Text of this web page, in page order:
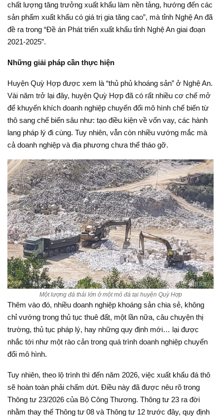
chất lượng tăng trưởng xuất khẩu làm nền tảng, hướng đến các
sản phẩm xuất khẩu có giá trị gia tăng cao”, mà tỉnh Nghệ An đã
đề ra trong “Đề án Phát triển xuất khẩu tỉnh Nghệ An giai đoạn
2021-2025”.
Những giải pháp cần thực hiện
Huyện Quỳ Hợp được xem là “thủ phủ khoáng sản” ở Nghệ An.
Vài năm trở lại đây, huyện Quỳ Hợp đã có rất nhiều cơ chế mở
để khuyến khích doanh nghiệp chuyển đổi mô hình chế biến từ
thô sang chế biến sâu như: tạo điều kiện về vốn vay, các hành
lang pháp lý đi cùng. Tuy nhiên, vẫn còn nhiều vướng mắc mà
cả doanh nghiệp và địa phương chưa thể tháo gỡ.
Một lượng đá thải lớn ở một mỏ đá tại huyện Quỳ Hợp
Thêm vào đó, nhiều doanh nghiệp khoáng sản chia sẻ, không
chỉ vướng trong thủ tục thuê đất, một lần nữa, câu chuyện thị
trường, thủ tục pháp lý, hay những quy định mới… lại được
nhắc tới như một rào cản trong quá trình doanh nghiệp chuyển
đổi mô hình.
Tuy nhiên, theo lộ trình thì đến năm 2026, việc xuất khẩu đá thô
sẽ hoàn toàn phải chấm dứt. Điều này đã được nêu rõ trong
Thông tư 23/2026 của Bộ Công Thương. Thông tư 23 ra đời
nhằm thay thế Thông tư 08 và Thông tư 12 trước đây, quy định